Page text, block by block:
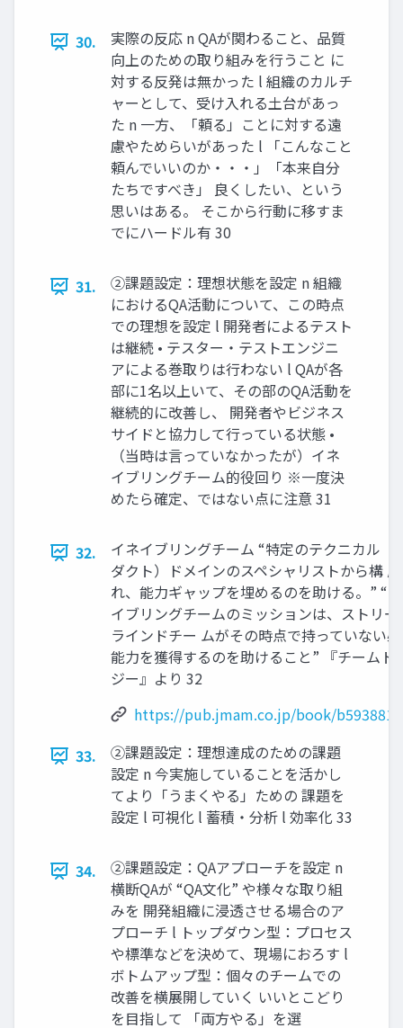
30.
実際の反応 n QAが関わること、品質
向上のための取り組みを行うこと に
対する反発は無かった l 組織のカルチ
ャーとして、受け入れる土台があっ
た n 一方、「頼る」ことに対する遠
慮やためらいがあった l 「こんなこと
頼んでいいのか・・・」「本来自分
たちですべき」 良くしたい、という
思いはある。 そこから行動に移すま
でにハードル有 30
31.
②課題設定：理想状態を設定 n 組織
におけるQA活動について、この時点
での理想を設定 l 開発者によるテスト
は継続 • テスター・テストエンジニ
アによる巻取りは行わない l QAが各
部に1名以上いて、その部のQA活動を
継続的に改善し、 開発者やビジネス
サイドと協力して行っている状態 •
（当時は言っていなかったが）イネ
イブリングチーム的役回り ※一度決
めたら確定、ではない点に注意 31
32.
イネイブリングチーム “特定のテクニカル（
ダクト）ドメインのスペシャリストから構
れ、能力ギャップを埋めるのを助ける。” “
イブリングチームのミッションは、ストリー
ラインドチー ムがその時点で持っていない
能力を獲得するのを助けること” 『チームト
ジー』より 32
https://pub.jmam.co.jp/book/
33.
②課題設定：理想達成のための課題
設定 n 今実施していることを活かし
てより「うまくやる」ための 課題を
設定 l 可視化 l 蓄積・分析 l 効率化 33
34.
②課題設定：QAアプローチを設定 n
横断QAが “QA文化” や様々な取り組
みを 開発組織に浸透させる場合のア
プローチ l トップダウン型：プロセス
や標準などを決めて、現場におろす l
ボトムアップ型：個々のチームでの
改善を横展開していく いいとこどり
を目指して 「両方やる」を選